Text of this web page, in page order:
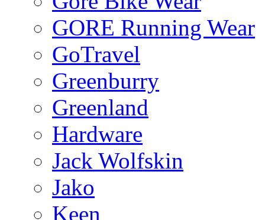
GORE Running Wear
GoTravel
Greenburry
Greenland
Hardware
Jack Wolfskin
Jako
Keen